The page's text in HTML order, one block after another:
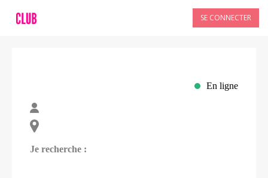
SE CONNECTER
En ligne
Je recherche :